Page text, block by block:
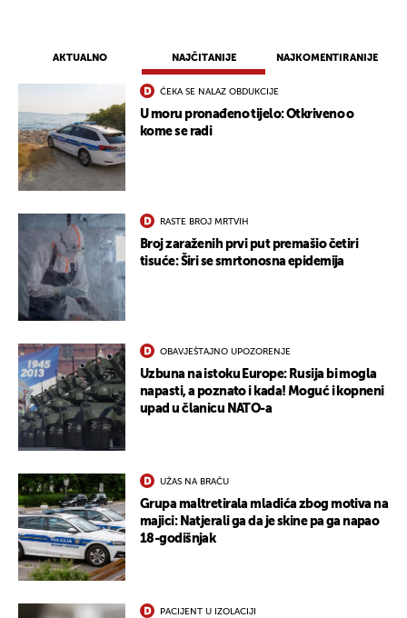
AKTUALNO NAJČITANIJE NAJKOMENTIRANIJE
ČEKA SE NALAZ OBDUKCIJE
U moru pronađeno tijelo: Otkriveno o
kome se radi
RASTE BROJ MRTVIH
Broj zaraženih prvi put premašio četiri
tisuće: Širi se smrtonosna epidemija
OBAVJEŠTAJNO UPOZORENJE
Uzbuna na istoku Europe: Rusija bi mogla
napasti, a poznato i kada! Moguć i kopneni
upad u članicu NATO-a
UŽAS NA BRAČU
Grupa maltretirala mladića zbog motiva na
majici: Natjerali ga da je skine pa ga napao
18-godišnjak
PACIJENT U IZOLACIJI